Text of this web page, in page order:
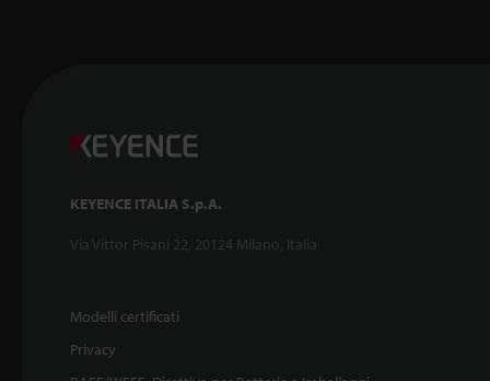
KEYENCE ITALIA S.p.A.
Via Vittor Pisani 22, 20124 Milano, Italia
Modelli certificati
Privacy